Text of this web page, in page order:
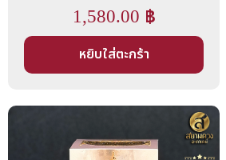
1,580.00 ฿
หยิบใส่ตะกร้า